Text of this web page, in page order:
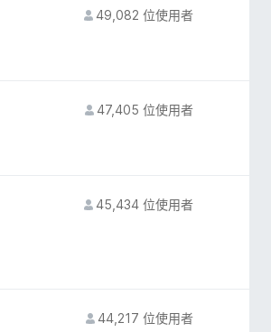
49,082 位使用者
47,405 位使用者
45,434 位使用者
44,217 位使用者